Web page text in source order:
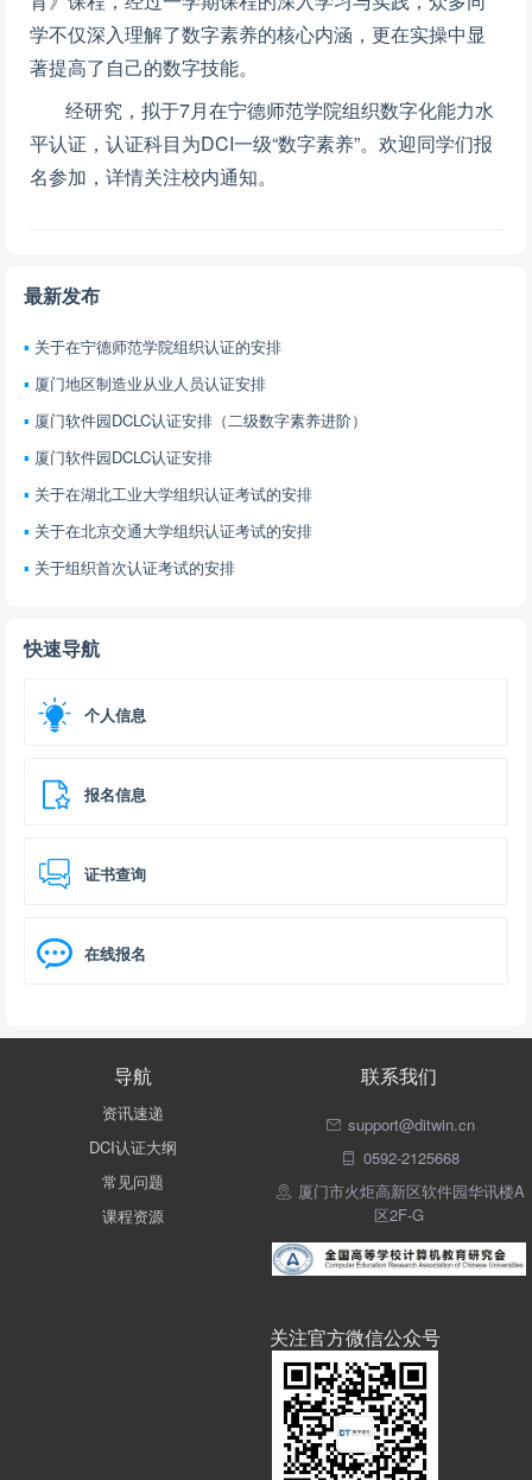
学不仅深入理解了数字素养的核心内涵，更在实操中显
著提高了自己的数字技能。
经研究，拟于7月在宁德师范学院组织数字化能力水
平认证，认证科目为DCI一级“数字素养”。欢迎同学们报
名参加，详情关注校内通知。
最新发布
关于在宁德师范学院组织认证的安排
厦门地区制造业从业人员认证安排
厦门软件园DCLC认证安排（二级数字素养进阶）
厦门软件园DCLC认证安排
关于在湖北工业大学组织认证考试的安排
关于在北京交通大学组织认证考试的安排
关于组织首次认证考试的安排
快速导航
个人信息
报名信息
证书查询
在线报名
导航
资讯速递
DCI认证大纲
常见问题
课程资源
联系我们
support@ditwin.cn
0592-2125668
厦门市火炬高新区软件园华讯楼A
区2F-G
关注官方微信公众号